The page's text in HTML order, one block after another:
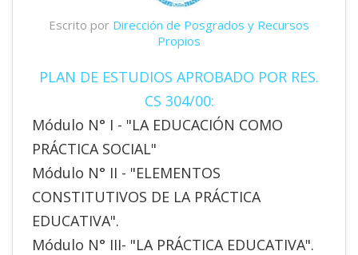
Escrito por Dirección de Posgrados y Recursos
Propios
PLAN DE ESTUDIOS APROBADO POR RES.
CS 304/00:
Módulo N° I - "LA EDUCACIÓN COMO
PRÁCTICA SOCIAL"
Módulo N° II - "ELEMENTOS
CONSTITUTIVOS DE LA PRÁCTICA
EDUCATIVA".
Módulo N° III- "LA PRÁCTICA EDUCATIVA".